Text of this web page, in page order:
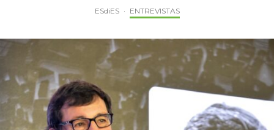
ESdiES · ENTREVISTAS